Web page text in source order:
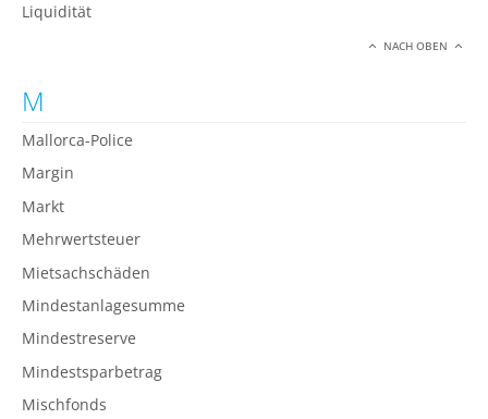
Liquidität
NACH OBEN
M
Mallorca-Police
Margin
Markt
Mehrwertsteuer
Mietsachschäden
Mindestanlagesumme
Mindestreserve
Mindestsparbetrag
Mischfonds